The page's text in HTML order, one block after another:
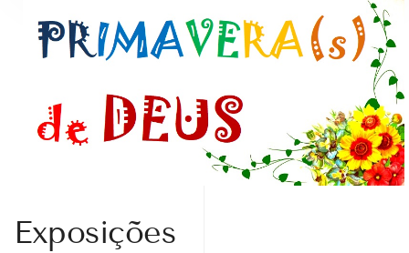
Exposições